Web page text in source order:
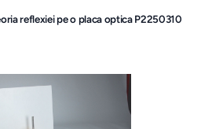
reflexiei pe o placa optica P2250310